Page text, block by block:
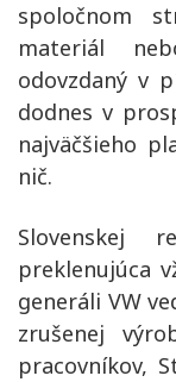
spoločnom
materiál
odovzdaný v
dodnes v
najväčšieho
nič.
Slovenskej
preklenujúca
generáli VW
zrušenej
pracovníkov,